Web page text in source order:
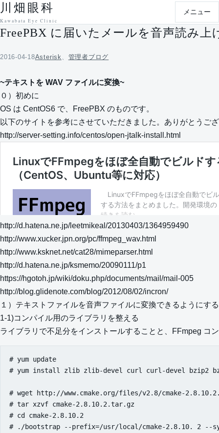
本文へ移動
川畑眼科
Kawabata Eye Clinic
メニュー
FreePBX に届いたメールを音声読み上
2016-04-18Asterisk 管理者ブログ
~テキストを WAV ファイルに変換~
０）初めに
OS は CentOS6 で、FreePBX のものです。
以下のサイトを参考にさせていただきました。ありがとうご
http://server-setting.info/centos/open-jtalk-install.html
http://d.hatena.ne.jp/leetmikeal/20130403/1364959490
http://www.xucker.jpn.org/pc/ffmpeg_wav.html
http://www.ksknet.net/cat28/mimeparser.html
http://d.hatena.ne.jp/ksmemo/20090111/p1
https://hgotoh.jp/wiki/doku.php/documents/mail/mail-005
http://blog.glidenote.com/blog/2012/08/02/incron/
１）テキストファイルを音声ファイルに変換できるようにする
1-1)コンパイル用のライブラリを整える
ライブラリで不足分をインストールすることと、FFmpeg コ
# yum update
# yum install zlib zlib-devel curl curl-devel bzip2
# wget http://www.cmake.org/files/v2.8/cmake-
# tar xzvf cmake-2.8.10.2.tar.gz
# cd cmake-2.8.10.2
# ./bootstrap --prefix=/usr/local/cmake-2.8.10. 2 --